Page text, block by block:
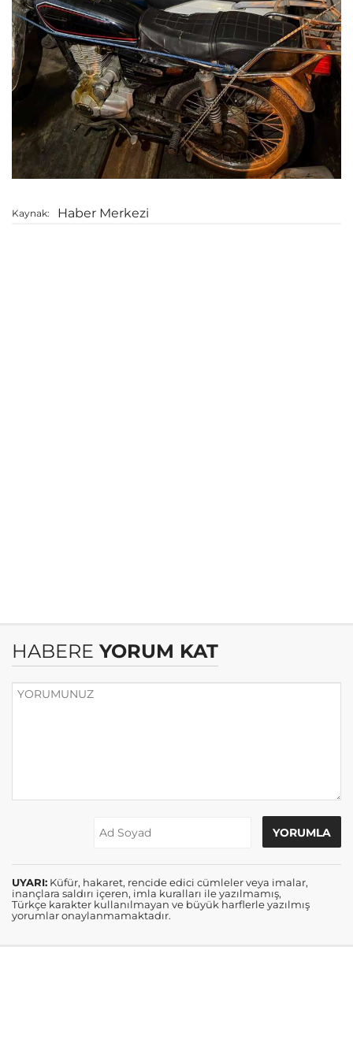
Kaynak: Haber Merkezi
HABERE YORUM KAT
UYARI: Küfür, hakaret, rencide edici cümleler veya imalar,
inançlara saldırı içeren, imla kuralları ile yazılmamış,
Türkçe karakter kullanılmayan ve büyük harflerle yazılmış
yorumlar onaylanmamaktadır.